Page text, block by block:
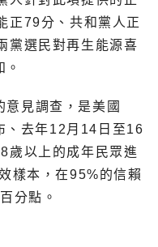
正79分、共和黨人正
黨選民對再生能源喜
見調查，是美國
、去年12月14日至16
歲以上的成年民眾進
樣本，在95%的信賴
分點。